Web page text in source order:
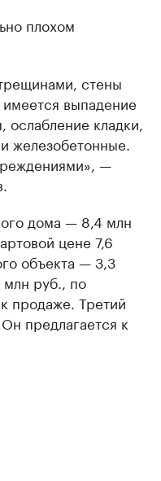
плохом
стены
выпадение
ослабление кладки,
железобетонные.
—
дома — 8,4 млн
цене 7,6
объекта — 3,3
руб., по
продаже. Третий
предлагается к